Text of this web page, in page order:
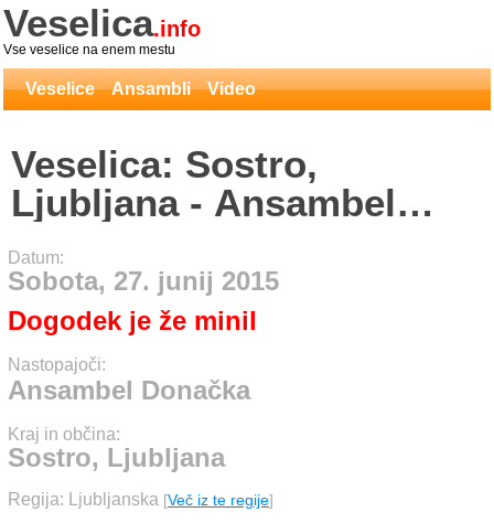
Veselica.info
Vse veselice na enem mestu
Veselice Ansambli Video
Veselica: Sostro,
Ljubljana - Ansambel
Donačka
Datum:
Sobota, 27. junij 2015
Dogodek je že minil
Nastopajoči:
Ansambel Donačka
Kraj in občina:
Sostro, Ljubljana
Regija: Ljubljanska [Več iz te regije]